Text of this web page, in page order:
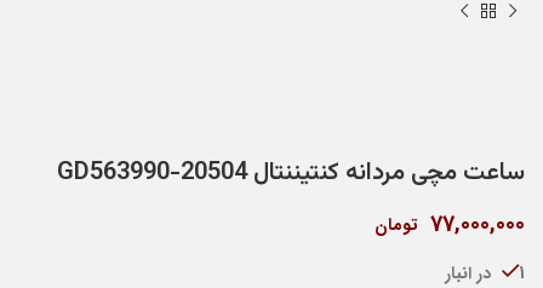
ساعت مچی مردانه کنتیننتال 20504-GD563990
77,000,000 تومان
1 در انبار